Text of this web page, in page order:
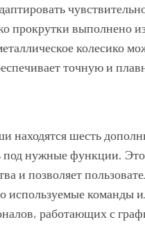
прокрутки выполнено
колесико
точную и
находятся шесть
под нужные функции.
и позволяет
используемые команды
работающих с